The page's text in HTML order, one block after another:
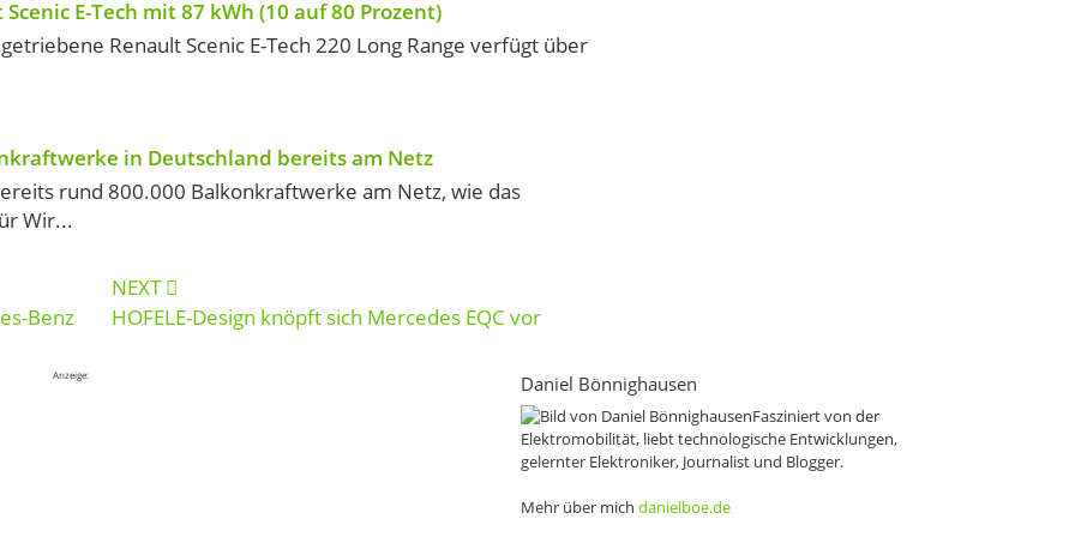
E-Tech mit 87 kWh (10 auf 80 Prozent)
Renault Scenic E-Tech 220 Long Range verfügt über
in Deutschland bereits am Netz
rund 800.000 Balkonkraftwerke am Netz, wie das
Wir...
Benz
NEXT
HOFELE-Design knöpft sich Mercedes EQC vor
Anzeige: Daniel Bönnighausen
Fasziniert von der
Elektromobilität, liebt technologische Entwicklungen,
gelernter Elektroniker, Journalist und Blogger.
Mehr über mich danielboe.de